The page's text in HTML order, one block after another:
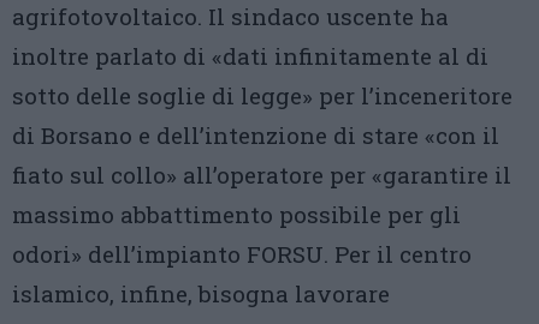
agrifotovoltaico. Il sindaco uscente ha
inoltre parlato di «dati infinitamente al di
sotto delle soglie di legge» per l’inceneritore
di Borsano e dell’intenzione di stare «con il
fiato sul collo» all’operatore per «garantire il
massimo abbattimento possibile per gli
odori» dell’impianto FORSU. Per il centro
islamico, infine, bisogna lavorare